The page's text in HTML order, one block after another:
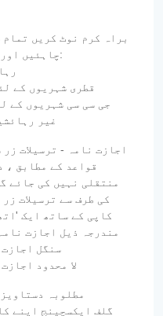
براہ کرم نوٹ کریں
چاہئیں اور اصل دستاویزات پیش کی جائیں:
-
- قطری شہریوں کے
- جی سی سی شہریوں کے
غیر
قواعد کے مطابق ،
منتقلی نہیں کی جائے
کی طرف سے ترسیلات
مندرجہ ذیل اجازت
1. سنگل
2. لا محدود
مطلوبہ
گلف ایکسچینج اپنے